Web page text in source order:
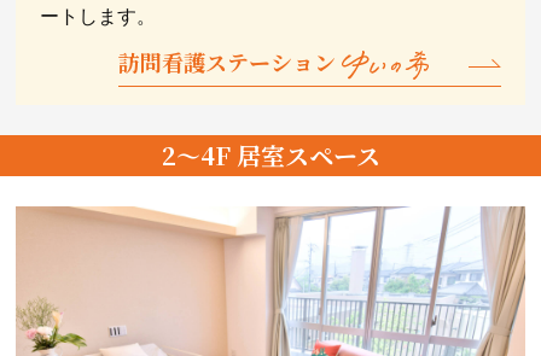
ートします。
訪問看護ステーション
2～4F 居室スペース